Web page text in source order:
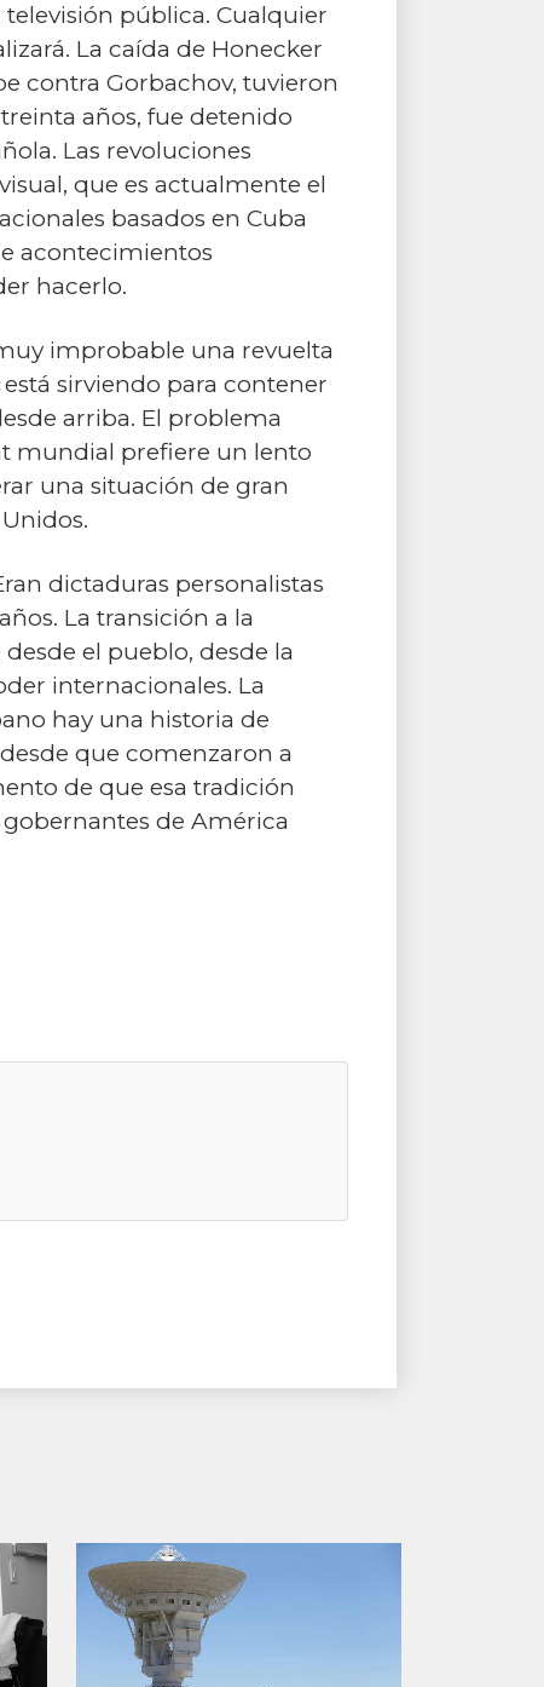
pública. Cualquier
La caída de Honecker
contra Gorbachov, tuvieron
años, fue detenido
Las revoluciones
que es actualmente el
basados en Cuba
acontecimientos
hacerlo.
improbable una revuelta
sirviendo para contener
arriba. El problema
mundial prefiere un lento
una situación de gran
dictaduras personalistas
La transición a la
el pueblo, desde la
internacionales. La
hay una historia de
que comenzaron a
de que esa tradición
de América